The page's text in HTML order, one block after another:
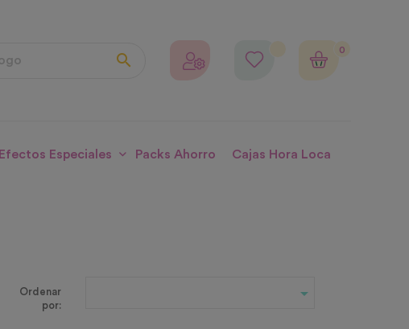

0
Efectos Especiales Packs Ahorro Cajas Hora Loca
Ordenar
por:
